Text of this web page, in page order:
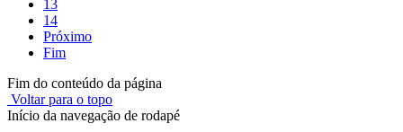
13
14
Próximo
Fim
Fim do conteúdo da página
Voltar para o topo
Início da navegação de rodapé